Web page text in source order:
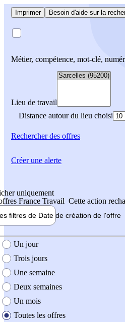
Imprimer Besoin d'aide sur la
Métier, compétence, mot-clé,
Lieu de travail
Distance autour du lieu choisi
Rechercherdes offres
uniquement
France Travail Cette action
filtres de Date de création de l'offre
création de l'offre
Un jour
Trois jours
Une semaine
Deux semaines
Un mois
Toutes les offres
Créer une alerte